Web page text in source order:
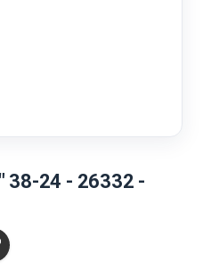
38-24 - 26332 -